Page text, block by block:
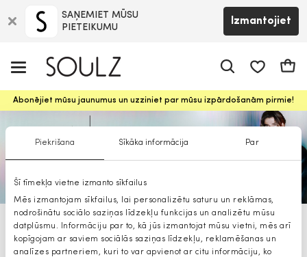
Piekrišana Sīkāka informācija Par
Šī tīmekļa vietne izmanto sīkfailus
Mēs izmantojam sīkfailus, lai personalizētu saturu un reklāmas,
nodrošinātu sociālo saziņas līdzekļu funkcijas un analizētu mūsu
datplūsmu. Informāciju par to, kā jūs izmantojat mūsu vietni, mēs arī
kopīgojam ar saviem sociālās saziņas līdzekļu, reklamēšanas un
analīzes partneriem, kuri to var apvienot ar citu informāciju, ko
SAŅEMIET MŪSU
PIETEIKUMU
Izmantojiet
Abonējiet mūsu jaunumus un uzziniet par mūsu izpārdošanām pirmie!
Armani Exchange vīriešiem